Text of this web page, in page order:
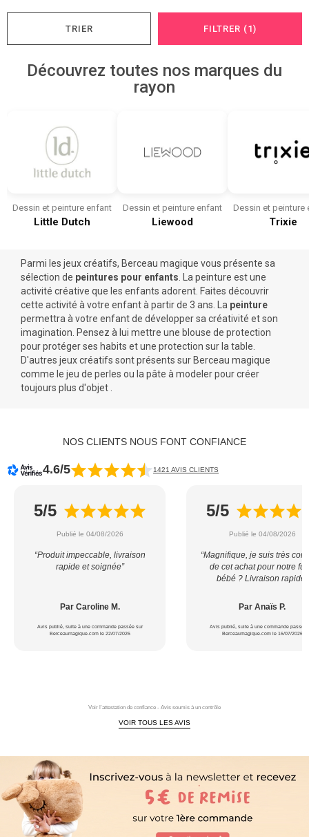
TRIER FILTRER (1)
Découvrez toutes nos marques du
rayon
Dessin et peinture enfant
Little Dutch
Dessin et peinture enfant
Liewood
Dessin et peinture
Trixie
Parmi les jeux créatifs, Berceau magique vous présente sa
sélection de peintures pour enfants. La peinture est une
activité créative que les enfants adorent. Faites découvrir
cette activité à votre enfant à partir de 3 ans. La peinture
permettra à votre enfant de développer sa créativité et son
imagination. Pensez à lui mettre une blouse de protection
pour protéger ses habits et une protection sur la table.
D'autres jeux créatifs sont présents sur Berceau magique
comme le jeu de perles ou lapâte à modelerpour créer
toujours plus d'objet .
NOS CLIENTS NOUS FONT CONFIANCE
4.6/5 1421 AVIS CLIENTS
5/5
Publié le 04/08/2026
“Produit impeccable, livraison
rapide et soignée”
Par Caroline M.
Avis publié, suite à une commande passée sur
Berceaumagique.com le 22/07/2026
5/5
Publié le 04/08/2026
“Magnifique, je suis très
de cet achat pour notre
bébé ? Livraison rapide”
Par Anaïs P.
Avis publié, suite à une commande passée
Berceaumagique.com le 16/07/2026
Voir l'attestation de confiance - Avis soumis à un contrôle
VOIR TOUS LES AVIS